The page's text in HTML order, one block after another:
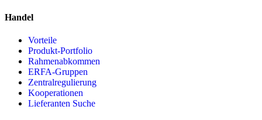
Handel
Vorteile
Produkt-Portfolio
Rahmenabkommen
ERFA-Gruppen
Zentralregulierung
Kooperationen
Lieferanten Suche